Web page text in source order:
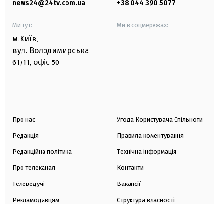
news24@24tv.com.ua +38 044 390 5077
Ми тут:
м.Київ,
вул. Володимирська
61/11, офіс 50
Ми в соцмережах:
Про нас
Редакція
Редакційна політика
Про телеканал
Телеведучі
Рекламодавцям
Угода Користувача Спільноти
Правила коментування
Технічна інформація
Контакти
Вакансії
Структура власності